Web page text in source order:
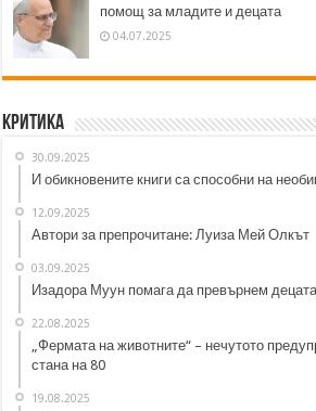
помощ за младите и децата
04.07.2025
Критика
30.09.2025
И обикновените книги са способни на
12.09.2025
Автори за препрочитане: Луиза Мей Олкът
03.09.2025
Изадора Муун помага да превърнем
22.08.2025
„Фермата на животните“ – нечутото
стана на 80
19.08.2025